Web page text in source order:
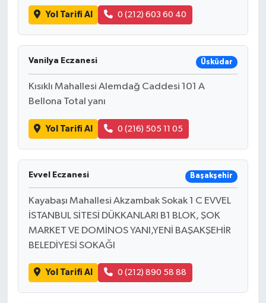
Yol Tarifi Al 0 (212) 603 60 40
Vanilya Eczanesi Üsküdar
Kısıklı Mahallesi Alemdağ Caddesi 101 A
Bellona Total yanı
Yol Tarifi Al 0 (216) 505 11 05
Evvel Eczanesi Başakşehir
Kayabaşı Mahallesi Akzambak Sokak 1 C EVVEL
İSTANBUL SİTESİ DÜKKANLARI B1 BLOK, ŞOK
MARKET VE DOMİNOS YANI,YENİ BAŞAKŞEHİR
BELEDİYESİ SOKAĞI
Yol Tarifi Al 0 (212) 890 58 88